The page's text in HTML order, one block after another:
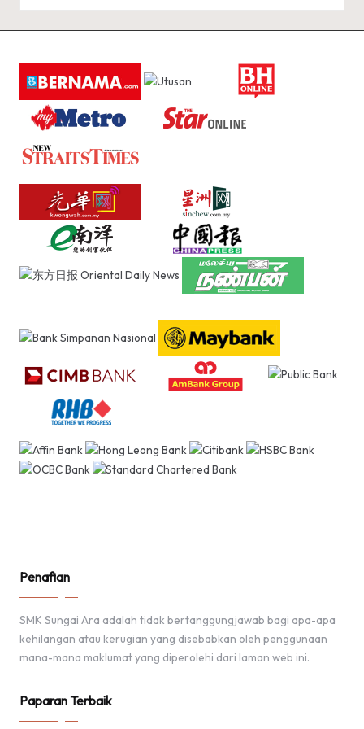
R
A
Penafian
SMK Sungai Ara adalah tidak bertanggungjawab bagi apa-apa
kehilangan atau kerugian yang disebabkan oleh penggunaan
mana-mana maklumat yang diperolehi dari laman web ini.
Paparan Terbaik